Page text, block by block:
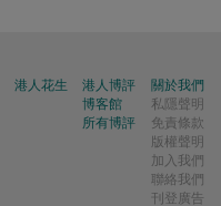
港人花生
港人博評
博客館
所有博評
關於我們
私隱聲明
免責條款
版權聲明
加入我們
聯絡我們
刊登廣告